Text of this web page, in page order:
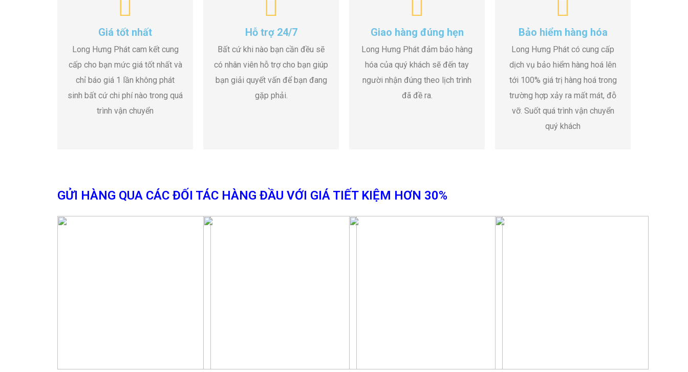
Giá tốt nhất
Long Hưng Phát cam kết cung
cấp cho bạn mức giá tốt nhất và
chỉ báo giá 1 lần không phát
sinh bất cứ chi phí nào trong quá
trình vận chuyển
Hỗ trợ 24/7
Bất cứ khi nào bạn cần đều sẽ
có nhân viên hỗ trợ cho bạn giúp
bạn giải quyết vấn để bạn đang
gặp phải.
Giao hàng đúng hẹn
Long Hưng Phát đảm bảo hàng
hóa của quý khách sẽ đến tay
người nhận đúng theo lịch trình
đã đề ra.
Bảo hiểm hàng hóa
Long Hưng Phát có cung cấp
dịch vụ bảo hiểm hàng hoá lên
tới 100% giá trị hàng hoá trong
trường hợp xảy ra mất mát, đỗ
vỡ. Suốt quá trình vận chuyển
quý khách
GỬI HÀNG QUA CÁC ĐỐI TÁC HÀNG ĐẦU VỚI GIÁ TIẾT KIỆM HƠN 30%